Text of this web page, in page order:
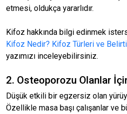
etmesi, oldukça yararlıdır.
Kifoz hakkında bilgi edinmek
Kifoz Nedir? Kifoz Türleri ve
yazımızı inceleyebilirsiniz.
2. Osteoporozu Olanlar
Düşük etkili bir egzersiz olan
Özellikle masa başı çalışanlar ve